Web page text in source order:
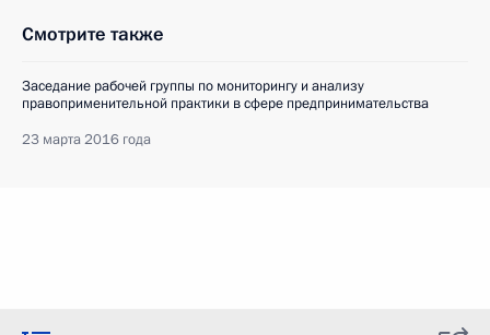
Смотрите также
Заседание рабочей группы по мониторингу и анализу
правоприменительной практики в сфере предпринимательства
23 марта 2016 года